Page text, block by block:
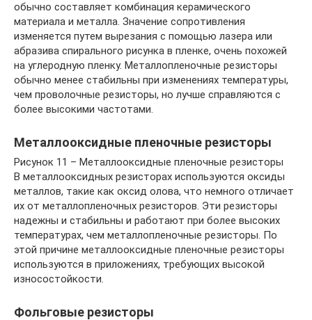
обычно составляет комбинация керамического
материала и металла. Значение сопротивления
изменяется путем вырезания с помощью лазера или
абразива спирального рисунка в пленке, очень похожей
на углеродную пленку. Металлопленочные резисторы
обычно менее стабильны при изменениях температуры,
чем проволочные резисторы, но лучше справляются с
более высокими частотами.
Металлооксидные пленочные резисторы
Рисунок 11 – Металлооксидные пленочные резисторы
В металлооксидных резисторах используются оксиды
металлов, такие как оксид олова, что немного отличает
их от металлопленочных резисторов. Эти резисторы
надежны и стабильны и работают при более высоких
температурах, чем металлопленочные резисторы. По
этой причине металлооксидные пленочные резисторы
используются в приложениях, требующих высокой
износостойкости.
Фольговые резисторы